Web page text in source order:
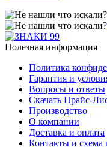
Полезная информация
Политика
Гарантия и
Вопросы и ответы
Скачать Прайс-
Производство
О компании
Доставка и оплата
Контакты и схема